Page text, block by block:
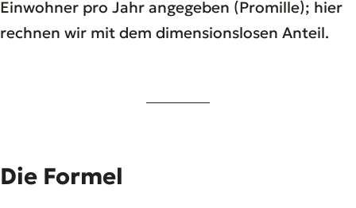
Einwohner pro Jahr angegeben (Promille); hier
rechnen wir mit dem dimensionslosen Anteil.
Die Formel